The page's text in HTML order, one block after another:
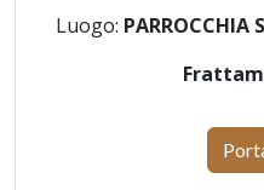
Luogo: PARROCCHIA